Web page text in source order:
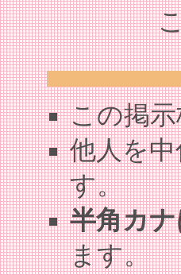
この掲
他人を
す。
半角カ
ます。